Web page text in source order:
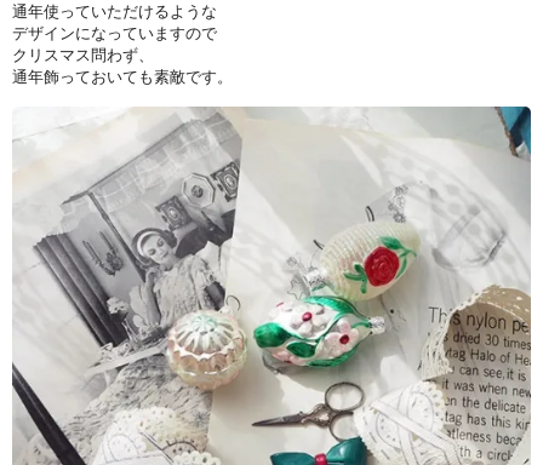
通年使っていただけるような
デザインになっていますので
クリスマス問わず、
通年飾っておいても素敵です。